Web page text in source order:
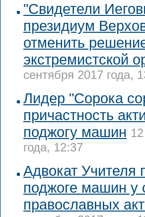
"Свидетели
президиум
отменить
экстремистской
сентября 2017 года,
Лидер "Сорока
причастность
поджогу машин
года, 12:37
Адвокат Учителя
поджоге машин у
православных